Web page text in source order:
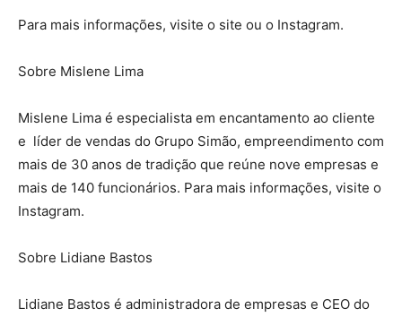
Para mais informações, visite o site ou o Instagram.
Sobre Mislene Lima
Mislene Lima é especialista em encantamento ao cliente
e líder de vendas do Grupo Simão, empreendimento com
mais de 30 anos de tradição que reúne nove empresas e
mais de 140 funcionários. Para mais informações, visite o
Instagram.
Sobre Lidiane Bastos
Lidiane Bastos é administradora de empresas e CEO do